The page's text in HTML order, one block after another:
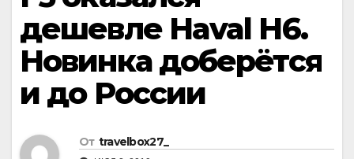
дешевле Haval H6.
Новинка доберётся
и до России
От travelbox27_